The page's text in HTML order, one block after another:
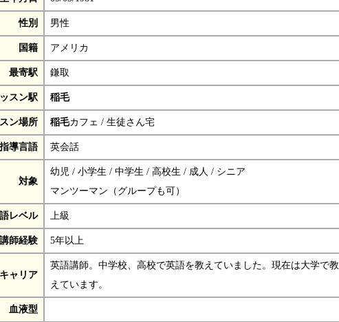
性別 男性
国籍 アメリカ
最寄駅 鎌取
スン駅 稲毛
ン場所 稲毛カフェ / 生徒さん宅
指導言語 英会話
対象
幼児 / 小学生 / 中学生 / 高校生 / 成人 / シニア
マンツーマン（グループも可）
レベル 上級
講師経験 5年以上
キャリア
英語講師。中学校、高校で英語を教えていました。現在は大学で教
えています。
血液型